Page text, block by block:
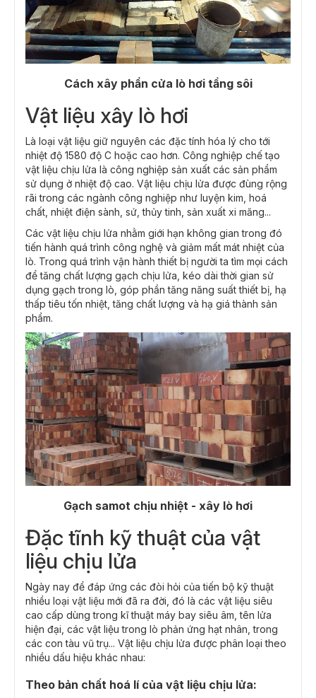
Cách xây phẩn cửa lò hơi tầng sôi​
Vật liệu xây lò hơi
Là loại vật liệu giữ nguyên các đặc tính hóa lý cho tới
nhiệt độ 1580 độ C hoặc cao hơn. Công nghiệp chế tạo
vật liệu chịu lửa là công nghiệp sản xuất các sản phẩm
sử dụng ở nhiệt độ cao. Vật liệu chịu lửa được đùng rộng
rãi trong các ngành công nghiệp như luyện kim, hoá
chất, nhiệt điện sành, sứ, thủy tinh, sản xuất xi măng...
Các vật liệu chịu lửa nhằm giới hạn không gian trong đó
tiến hành quá trình công nghệ và giảm mất mát nhiệt của
lò. Trong quá trình vận hành thiết bị người ta tìm mọi cách
để tăng chất lượng gạch chịu lửa, kéo dài thời gian sử
dụng gạch trong lò, góp phần tăng năng suất thiết bị, hạ
thấp tiêu tốn nhiệt, tăng chất lượng và hạ giá thành sản
phẩm.
Gạch samot chịu nhiệt - xây lò hơi​
Đặc tĩnh kỹ thuật của vật
liệu chịu lửa
Ngày nay để đáp ứng các đòi hỏi của tiến bộ kỹ thuật
nhiều loại vật liệu mới đã ra đời, đó là các vật liệu siêu
cao cấp dùng trong kĩ thuật máy bay siêu âm, tên lửa
hiện đại, các vật liệu trong lò phản ứng hạt nhân, trong
các con tàu vũ trụ... Vật liệu chịu lửa được phân loại theo
nhiều dấu hiệu khác nhau:
Theo bản chất hoá lí của vật liệu chịu lửa: